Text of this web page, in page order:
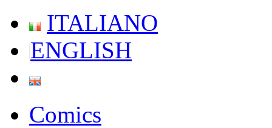
ITALIANO
ENGLISH
Comics